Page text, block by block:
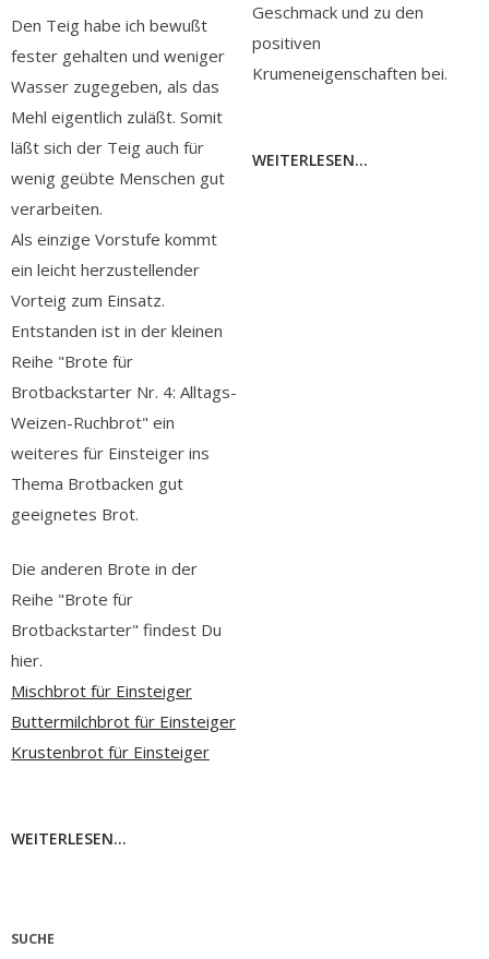
Den Teig habe ich bewußt
fester gehalten und weniger
Wasser zugegeben, als das
Mehl eigentlich zuläßt. Somit
läßt sich der Teig auch für
wenig geübte Menschen gut
verarbeiten.
Als einzige Vorstufe kommt
ein leicht herzustellender
Vorteig zum Einsatz.
Entstanden ist in der kleinen
Reihe "Brote für
Brotbackstarter Nr. 4: Alltags-
Weizen-Ruchbrot" ein
weiteres für Einsteiger ins
Thema Brotbacken gut
geeignetes Brot.
Die anderen Brote in der
Reihe "Brote für
Brotbackstarter" findest Du
hier.
Mischbrot für Einsteiger
Buttermilchbrot für Einsteiger
Krustenbrot für Einsteiger
WEITERLESEN...
Geschmack und zu den
positiven
Krumeneigenschaften bei.
WEITERLESEN...
SUCHE